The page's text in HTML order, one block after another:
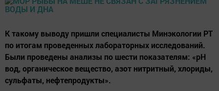
К такому выводу пришли специалисты Минэкологии РТ
по итогам проведенных лабораторных исследований.
Были проведены анализы по шести показателям: «рН
вод, органическое вещество, азот нитритный, хлориды,
сульфаты, нефтепродукты».